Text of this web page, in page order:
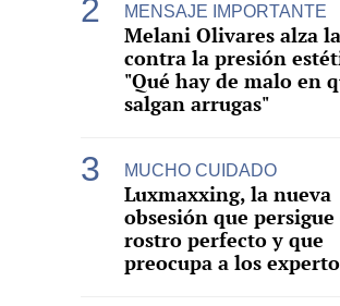
MENSAJE IMPORTANTE
Melani Olivares alza
contra la presión
"Qué hay de malo en
salgan arrugas"
MUCHO CUIDADO
Luxmaxxing, la nueva
obsesión que persigue
rostro perfecto y que
preocupa a los